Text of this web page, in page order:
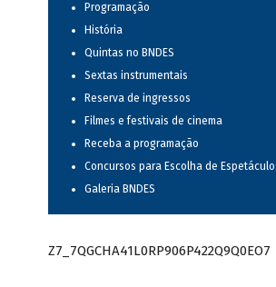
Programação
História
Quintas no BNDES
Sextas instrumentais
Reserva de ingressos
Filmes e festivais de cinema
Receba a programação
Concursos para Escolha de
Galeria BNDES
Z7_7QGCHA41L0RP906P422Q9Q0EO7